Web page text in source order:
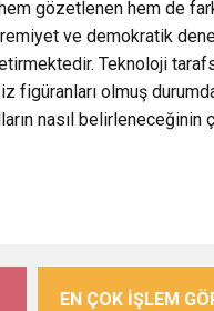
gözetlenen hem de
ve demokratik
Teknoloji
figüranları olmuş
nasıl belirleneceğinin
EN ÇOK İŞLEM